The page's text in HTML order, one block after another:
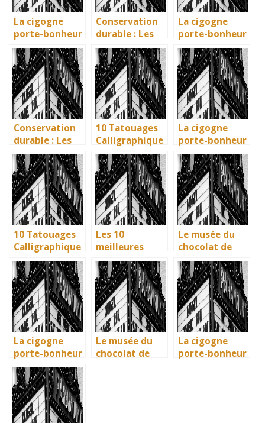
La cigogne
porte-bonheur
: que dit la
légende ? Son
influence dans
la littérature
enfantine
Conservation
durable : Les
nouvelles
méthodes
écologiques du
British
Museum
La cigogne
porte-bonheur
: que dit la
légende ? Son
influence dans
la littérature
enfantine
Conservation
durable : Les
nouvelles
méthodes
écologiques du
British
Museum
10 Tatouages
Calligraphique
s : Citations et
Phrases
Uniques pour
immortaliser
vos amitiés
La cigogne
porte-bonheur
: que dit la
légende ? Son
influence dans
la littérature
enfantine
10 Tatouages
Calligraphique
s : Citations et
Phrases
Uniques pour
immortaliser
vos amitiés
Les 10
meilleures
villes d’Italie à
visiter en 2025
: Ravenne, la
ville aux huit
monuments
UNESCO
Le musée du
chocolat de
Bayonne : la
mémoire
vivante des
artisans
basques
La cigogne
porte-bonheur
: que dit la
légende ? Son
influence dans
la littérature
enfantine
Le musée du
chocolat de
La cigogne
porte-bonheur